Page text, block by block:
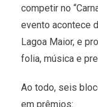
competir no
evento acontece
Lagoa Maior, e
folia, música e
Ao todo, seis
em prêmios: